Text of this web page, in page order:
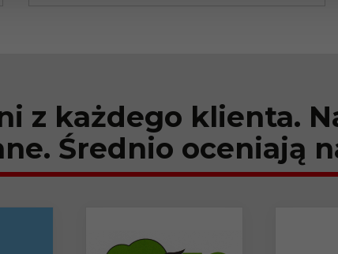
z każdego klienta.
Średnio oceniają